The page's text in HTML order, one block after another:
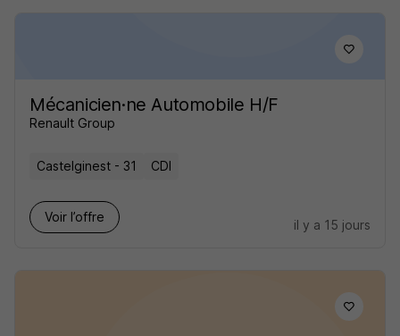
Mécanicien·ne Automobile H/F
Renault Group
Castelginest - 31 CDI
Voir l’offre
il y a 15 jours